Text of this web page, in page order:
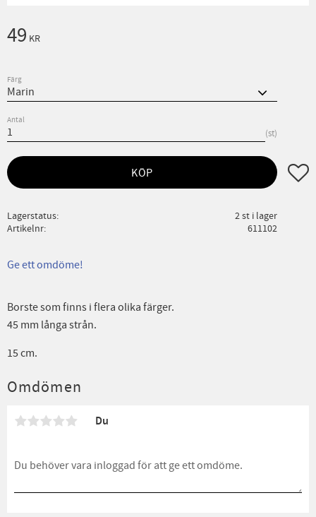
49 KR
Färg
Antal
st
KÖP Lägg
Lagerstatus
2 st i lager
Artikelnr
611102
Ge ett omdöme!
Borste som finns i flera olika färger.
45 mm långa strån.
15 cm.
Omdömen
Du